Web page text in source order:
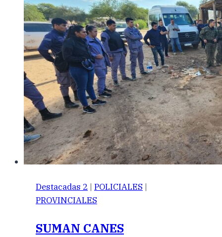
Destacadas 2 | POLICIALES |
PROVINCIALES
SUMAN CANES